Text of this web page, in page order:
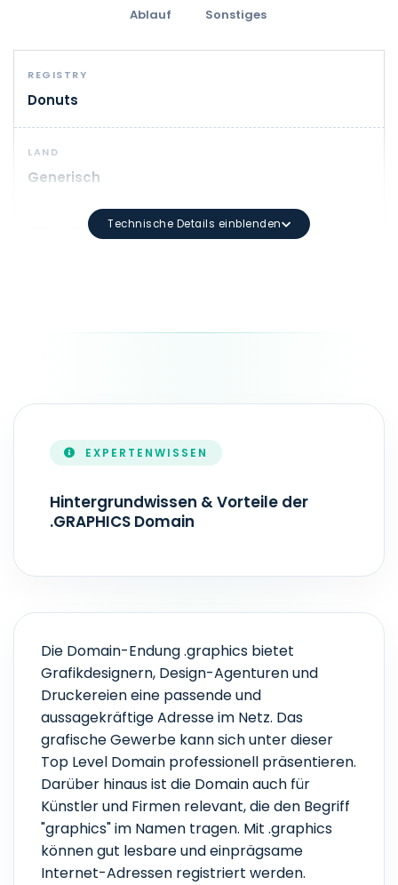
Ablauf Sonstiges
REGISTRY
Donuts
LAND
Generisch
MIN. LÄNGE
Mindestlänge: 3 Zeichen Maximale Länge: 63
1 - 10 Jahr(e)
ZONEFILE-AKTUALISIERUNG
Technische Details einblenden
EXPERTENWISSEN
Hintergrundwissen & Vorteile der
.GRAPHICS Domain
Die Domain-Endung .graphics bietet
Grafikdesignern, Design-Agenturen und
Druckereien eine passende und
aussagekräftige Adresse im Netz. Das
grafische Gewerbe kann sich unter dieser
Top Level Domain professionell präsentieren.
Darüber hinaus ist die Domain auch für
Künstler und Firmen relevant, die den Begriff
"graphics" im Namen tragen. Mit .graphics
können gut lesbare und einprägsame
Internet-Adressen registriert werden.